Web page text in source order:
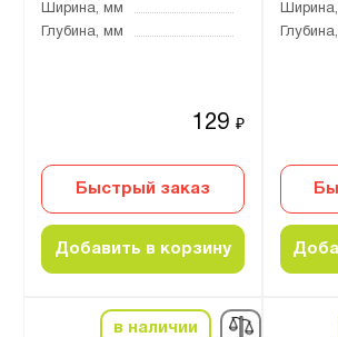
Ширина, мм
Глубина, мм
129 ₽
Быстрый заказ
Добавить в корзину
в наличии